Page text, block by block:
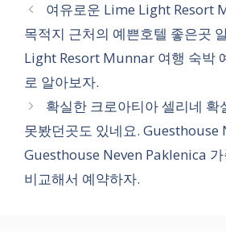
고
리
여유로운 Lime Light Resort
목적지 근처의 예쁜호텔 좋은곳
Light Resort Munnar 여행 숙박
로 알아보자.
확실한 크로아티아 셀리네 확
못봤던곳도 있네요. Guesthouse
Guesthouse Neven Paklenica
비교해서 예약하자.